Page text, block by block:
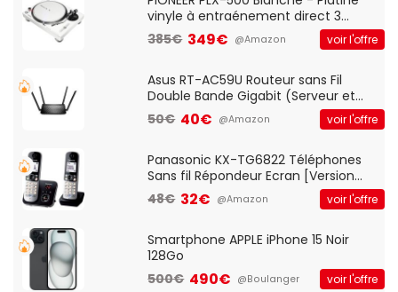
vinyle à entraénement direct 3
vitesses (33-45-78 trs/min) avec
pre-ampli intégré et port USB
385€ 349€ @Amazon voir l'offre
Asus RT-AC59U Routeur sans Fil
Double Bande Gigabit (Serveur et
Client VPN, Triple Vlan, Mode Point
d'accès et Bridge, contrôle Parental,
50€ 40€ @Amazon voir l'offre
Panasonic KX-TG6822 Téléphones
Sans fil Répondeur Ecran [Version
Française]
48€ 32€ @Amazon voir l'offre
Smartphone APPLE iPhone 15 Noir
128Go
500€ 490€ @Boulanger voir l'offre